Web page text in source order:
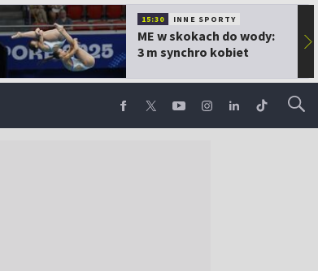
15:30 INNE SPORTY
ME w skokach do wody:
3 m synchro kobiet
▶